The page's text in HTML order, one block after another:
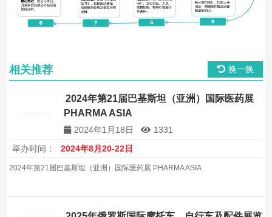
相关推荐 换一换
2024年第21届巴基斯坦（亚洲）国际医药展
PHARMA ASIA
2024年1月18日
1331
举办时间：
2024年8月20-22日
2024年第21届巴基斯坦（亚洲）国际医药展 PHARMA ASIA